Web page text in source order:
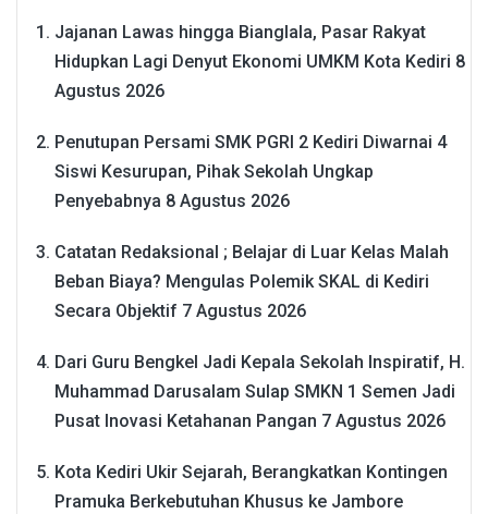
Jajanan Lawas hingga Bianglala, Pasar Rakyat
Hidupkan Lagi Denyut Ekonomi UMKM Kota Kediri 8
Agustus 2026
Penutupan Persami SMK PGRI 2 Kediri Diwarnai 4
Siswi Kesurupan, Pihak Sekolah Ungkap
Penyebabnya 8 Agustus 2026
Catatan Redaksional ; Belajar di Luar Kelas Malah
Beban Biaya? Mengulas Polemik SKAL di Kediri
Secara Objektif 7 Agustus 2026
Dari Guru Bengkel Jadi Kepala Sekolah Inspiratif, H.
Muhammad Darusalam Sulap SMKN 1 Semen Jadi
Pusat Inovasi Ketahanan Pangan 7 Agustus 2026
Kota Kediri Ukir Sejarah, Berangkatkan Kontingen
Pramuka Berkebutuhan Khusus ke Jambore